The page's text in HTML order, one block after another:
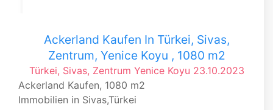
Ackerland Kaufen In Türkei, Sivas,
Zentrum, Yenice Koyu , 1080 m2
Türkei, Sivas, Zentrum Yenice Koyu 23.10.2023
Ackerland Kaufen, 1080 m2
Immobilien in Sivas,Türkei